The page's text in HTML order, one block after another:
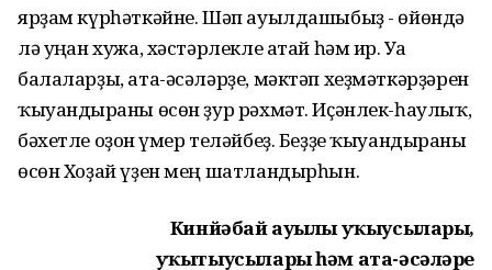
ярҙам күрһәткәйне. Шәп ауылдашыбыҙ - өйөндә
лә уңған хужа, хәстәрлекле атай һәм ир. Уға
балаларҙы, ата-әсәләрҙе, мәктәп хеҙмәткәрҙәрен
ҡыуандырғаны өсөн ҙур рәхмәт. Иҫәнлек-һаулыҡ,
бәхетле оҙон ғүмер теләйбеҙ. Беҙҙе ҡыуандырғаны
өсөн Хоҙай үҙен мең шатландырһын.
Кинйәбай ауылы уҡыусылары,
уҡытыусылары һәм ата-әсәләре